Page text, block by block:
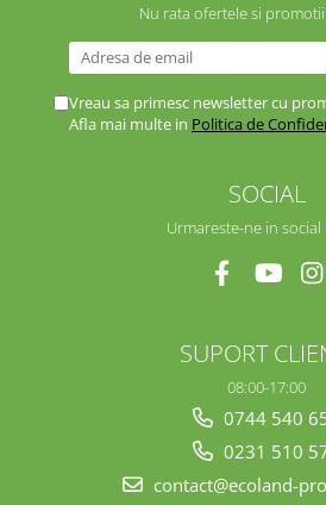
Nu rata ofertele si
Vreau sa primesc newsletter cu
Afla mai multe in Politica de
SOCIAL
Urmareste-ne in social
SUPORT
08:00-17:00
0744 540
0231 510
contact@ecoland-